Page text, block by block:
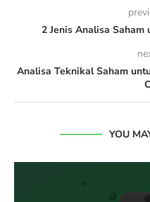
2 Jenis Analisa Saham
Analisa Teknikal Saham
YOU